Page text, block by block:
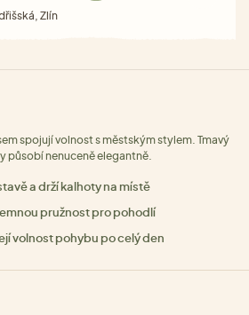
Zlín
spojují volnost s městským stylem. Tmavý
působí nenuceně elegantně.
a drží kalhoty na místě
pružnost pro pohodlí
volnost pohybu po celý den